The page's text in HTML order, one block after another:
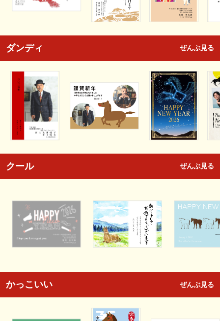
ダンディ ぜんぶ見る
クール ぜんぶ見る
かっこいい ぜんぶ見る